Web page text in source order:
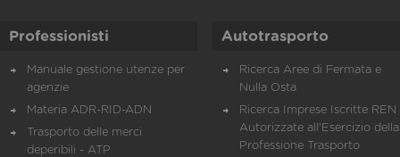
Professionisti
Manuale gestione utenze per
agenzie
Materia ADR-RID-ADN
Trasporto delle merci
deperibili - ATP
Autotrasporto
Ricerca Aree di Fermata e
Nulla Osta
Ricerca Imprese Iscritte REN
Autorizzate all'Esercizio della
Professione Trasporto